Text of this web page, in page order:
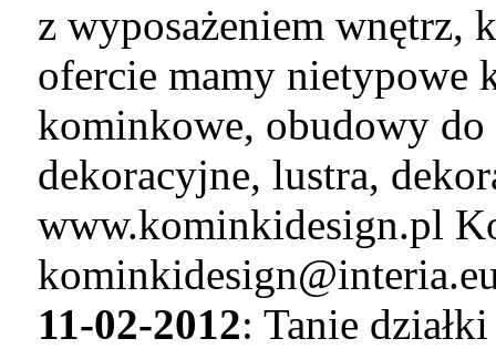
z wyposażeniem
ofercie mamy
kominkowe, obudowy
dekoracyjne, lustra,
www.kominkidesign.pl
11-02-2012: Tanie